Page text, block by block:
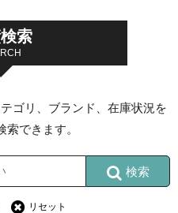
索
ゴリ、ブランド、在庫状況を
できます。
検索
リセット